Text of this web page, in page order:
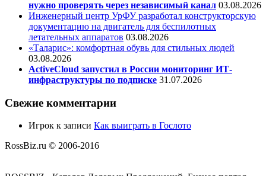
нужно проверять через независимый канал 03.08.2026
Инженерный центр УрФУ разработал конструкторскую
документацию на двигатель для беспилотных
летательных аппаратов 03.08.2026
«Таларис»: комфортная обувь для стильных людей
03.08.2026
ActiveCloud запустил в России мониторинг ИТ-
инфраструктуры по подписке 31.07.2026
Свежие комментарии
Игрок к записи Как выиграть в Гослото
RossBiz.ru © 2006-2016